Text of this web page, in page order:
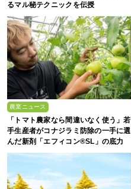
るマル秘テクニックを伝授
農業ニュース
「トマト農家なら間違いなく使う」若
手生産者がコナジラミ防除の一手に選
んだ新剤「エフィコン®SL」の底力